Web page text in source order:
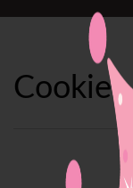
Cookies